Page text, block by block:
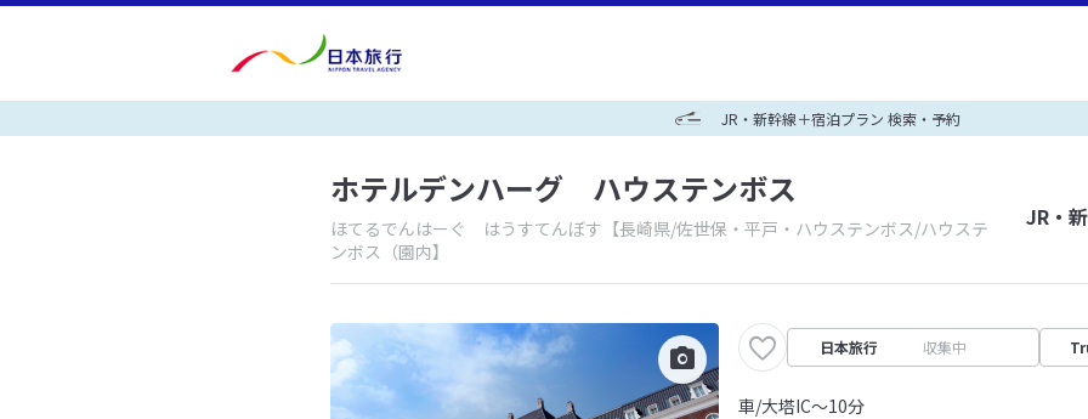
JR・新幹線＋宿泊プラン 検索・予約
ホテルデンハーグ ハウステンボス
ほてるでんはーぐ はうすてんぼす 【長崎県/佐世保・平戸・ハウステンボス/ハウステ
ンボス（園内】
JR・
日本旅行 収集中
車/大塔IC～10分